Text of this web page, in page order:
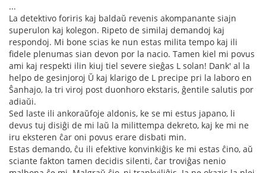
...
La detektivo foriris kaj baldaŭ revenis akompanante siajn
superulon kaj kolegon. Ripeto de similaj demandoj kaj
respondoj. Mi bone scias ke nun estas milita tempo kaj ili
fidele plenumas sian devon por la nacio. Tamen kiel mi povus
ami kaj respekti ilin kiuj tiel severe sieĝas L solan! Dank' al la
helpo de gesinjoroj Ŭ kaj klarigo de L precipe pri la laboro en
Ŝanhajo, la tri viroj post duonhoro ekstaris, ĝentile salutis por
adiaŭi.
Sed laste ili ankoraŭfoje aldonis, ke se mi estus japano, li
devus tuj disiĝi de mi laŭ la milittempa dekreto, kaj ke mi ne
iru eksteren ĉar oni povus erare disbati min.
Estas demando, ĉu ili efektive konvinkiĝis ke mi estas ĉino, aŭ
sciante fakton tamen decidis silenti, ĉar troviĝas nenio